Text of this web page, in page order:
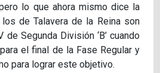
lo que ahora mismo dice la
de Talavera de la Reina son
Segunda División ‘B’ cuando
el final de la Fase Regular y
para lograr este objetivo.